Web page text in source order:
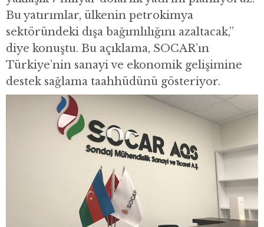
Bu yatırımlar, ülkenin petrokimya
sektöründeki dışa bağımlılığını azaltacak,”
diye konuştu. Bu açıklama, SOCAR’ın
Türkiye’nin sanayi ve ekonomik gelişimine
destek sağlama taahhüdünü gösteriyor.